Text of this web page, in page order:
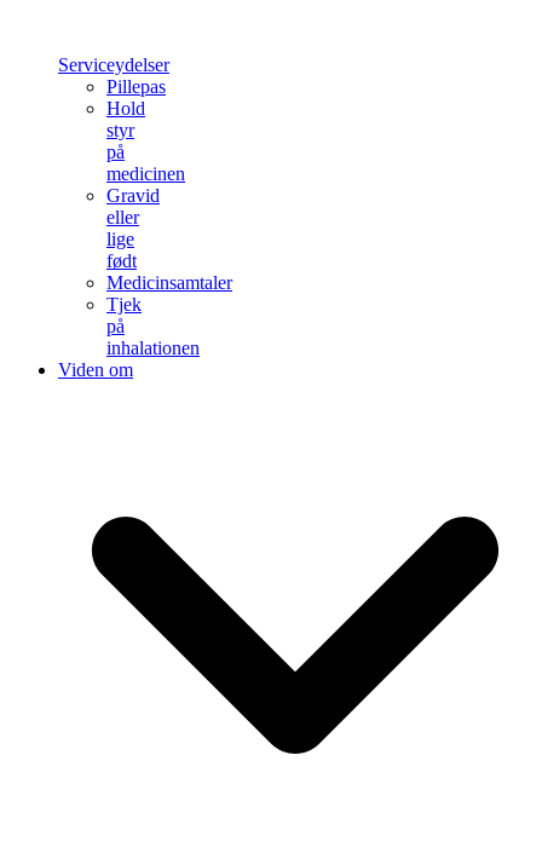
Serviceydelser
Pillepas
Hold
styr
på
medicinen
Gravid
eller
lige
født
Medicinsamtaler
Tjek
på
inhalationen
Viden om